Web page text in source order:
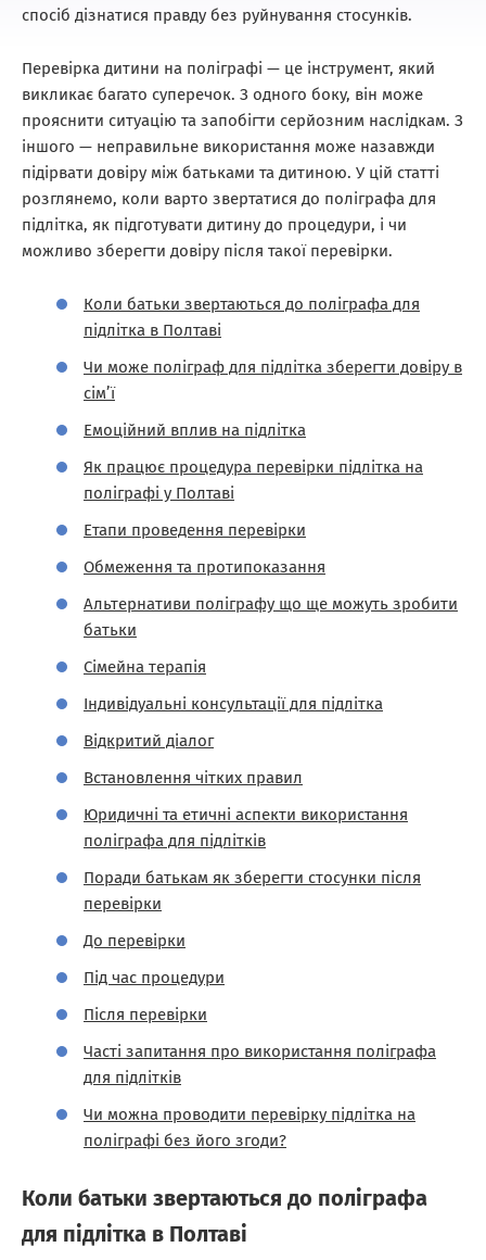
спосіб дізнатися правду без руйнування стосунків.
Перевірка дитини на поліграфі — це інструмент, який
викликає багато суперечок. З одного боку, він може
прояснити ситуацію та запобігти серйозним наслідкам. З
іншого — неправильне використання може назавжди
підірвати довіру між батьками та дитиною. У цій статті
розглянемо, коли варто звертатися до поліграфа для
підлітка, як підготувати дитину до процедури, і чи
можливо зберегти довіру після такої перевірки.
Коли батьки звертаються до поліграфа для
підлітка в Полтаві
Чи може поліграф для підлітка зберегти довіру в
сім’ї
Емоційний вплив на підлітка
Як працює процедура перевірки підлітка на
поліграфі у Полтаві
Етапи проведення перевірки
Обмеження та протипоказання
Альтернативи поліграфу що ще можуть зробити
батьки
Сімейна терапія
Індивідуальні консультації для підлітка
Відкритий діалог
Встановлення чітких правил
Юридичні та етичні аспекти використання
поліграфа для підлітків
Поради батькам як зберегти стосунки після
перевірки
До перевірки
Під час процедури
Після перевірки
Часті запитання про використання поліграфа
для підлітків
Чи можна проводити перевірку підлітка на
поліграфі без його згоди?
Коли батьки звертаються до поліграфа
для підлітка в Полтаві